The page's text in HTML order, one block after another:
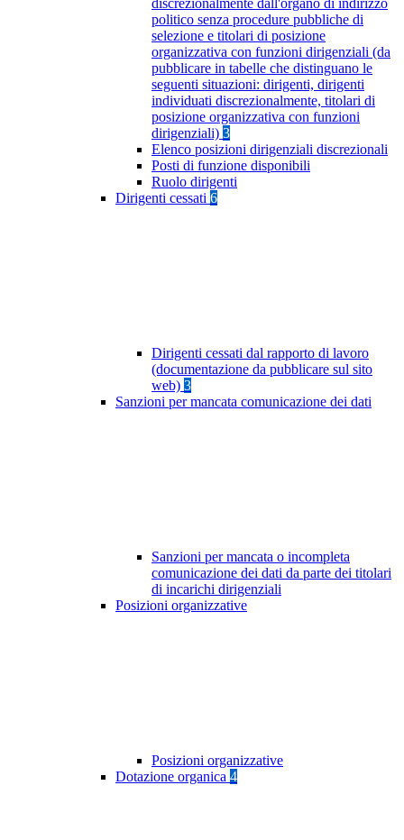
discrezionalmente dall'organo di indirizzo
politico senza procedure pubbliche di
selezione e titolari di posizione
organizzativa con funzioni dirigenziali (da
pubblicare in tabelle che distinguano le
seguenti situazioni: dirigenti, dirigenti
individuati discrezionalmente, titolari di
posizione organizzativa con funzioni
dirigenziali) 3
Elenco posizioni dirigenziali discrezionali
Posti di funzione disponibili
Ruolo dirigenti
Dirigenti cessati 6
Dirigenti cessati dal rapporto di lavoro
(documentazione da pubblicare sul sito
web) 3
Sanzioni per mancata comunicazione dei dati
Sanzioni per mancata o incompleta
comunicazione dei dati da parte dei titolari
di incarichi dirigenziali
Posizioni organizzative
Posizioni organizzative
Dotazione organica 4